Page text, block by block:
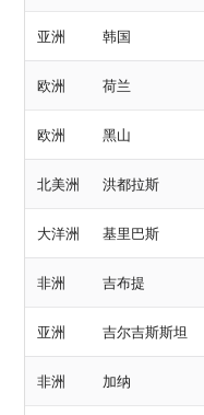
亚洲 韩国
欧洲 荷兰
欧洲 黑山
北美洲 洪都拉斯
大洋洲 基里巴斯
非洲 吉布提
亚洲 吉尔吉斯斯坦
非洲 加纳